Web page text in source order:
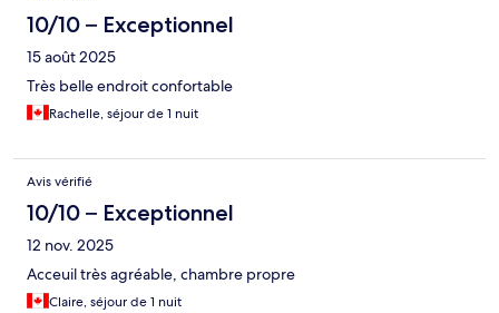
10/10 – Exceptionnel
15 août 2025
Très belle endroit confortable
Rachelle, séjour de 1 nuit
Avis vérifié
10/10 – Exceptionnel
12 nov. 2025
Acceuil très agréable, chambre propre
Claire, séjour de 1 nuit